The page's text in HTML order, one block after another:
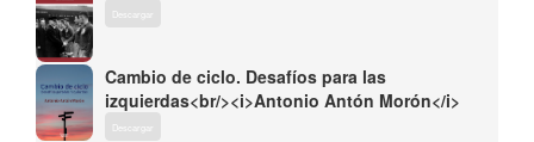
Descargar
Cambio de ciclo. Desafíos para las
izquierdas<br/><i>Antonio Antón Morón</i>
Descargar